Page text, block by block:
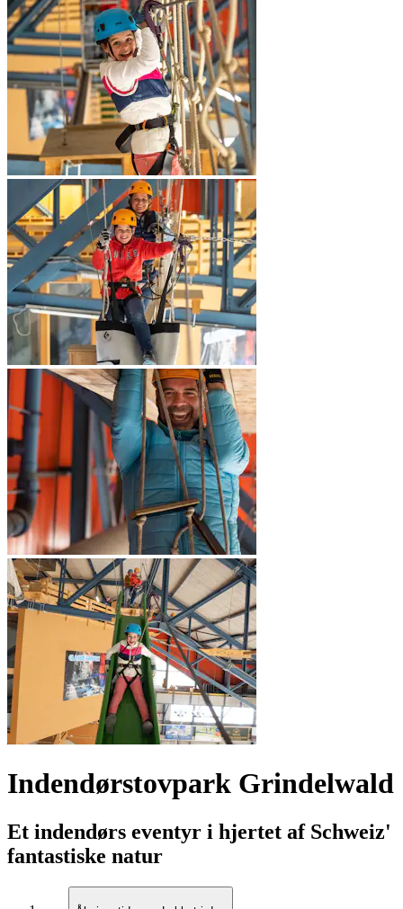
Indendørstovpark Grindelwald
Et indendørs eventyr i hjertet af Schweiz'
fantastiske natur